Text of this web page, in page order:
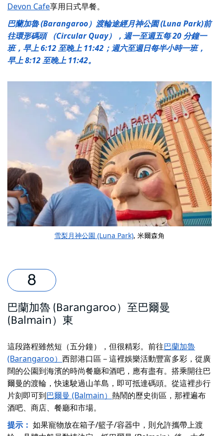
Devon Cafe享用日式早餐。
巴蘭加魯 (Barangaroo）渡輪途經月神公園 (Luna Park)前
往環形碼頭 （Circular Quay），週一至週五每 20 分鐘一
班，早上 6:12 至晚上 11:42；週六至週日每半小時一班，
早上 8:12 至晚上 11:42。
雪梨月神公園 (Luna Park), 米爾森角
巴蘭加魯 (Barangaroo）至巴爾曼
(Balmain）東
這段路程雖然短（五分鐘），但很精彩。前往巴蘭加魯
(Barangaroo） 西部港口區－這裡娛樂活動豐富多彩，從廣
闊的公園到海濱的時尚餐廳和酒吧，應有盡有。搭乘開往巴
爾曼的渡輪，快速駛過山羊島，即可抵達碼頭。從這裡步行
片刻即可到巴爾曼 (Balmain） 熱鬧的歷史街區，那裡遍布
酒吧、商店、餐廳和市場。
提示： 如果寵物放在箱子/籃子/容器中，則允許攜帶上渡